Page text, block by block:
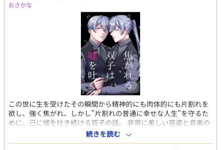
おさかな
この世に生を受けたその瞬間から精神的にも肉体的にも片割れを
欲し、強く焦がれ、しかし"片割れの普通に幸せな人生"を守るた
めに、己に嘘を吐き続ける双子の話。 非常に美しい容姿と音楽の
才に恵まれ、良くも悪くも目立つ演奏家の双子が、他者の視線と
社会倫理に翻弄されながら生きる。
続きを読む